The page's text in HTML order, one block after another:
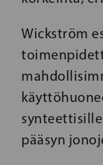
Wickström
pääsyn